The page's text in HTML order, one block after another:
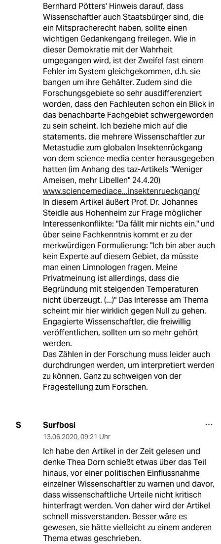
Bernhard Pötters' Hinweis darauf, dass
Wissenschaftler auch Staatsbürger sind, die
ein Mitspracherecht haben, sollte einen
wichtigen Gedankengang freilegen. Wie in
dieser Demokratie mit der Wahrheit
umgegangen wird, ist der Zweifel fast einem
Fehler im System gleichgekommen, d.h. sie
bangen um ihre Gehälter. Zudem sind die
Forschungsgebiete so sehr ausdifferenziert
worden, dass den Fachleuten schon ein Blick in
das benachbarte Fachgebiet schwergeworden
zu sein scheint. Ich beziehe mich auf die
statements, die mehrere Wissenschaftler zur
Metastudie zum globalen Insektenrückgang
von dem science media center herausgegeben
hatten (im Anhang des taz-Artikels "Weniger
Ameisen, mehr Libellen" 24.4.20)
www.sciencemediace...insektenrueckgang/
In diesem Artikel äußert Prof. Dr. Johannes
Steidle aus Hohenheim zur Frage möglicher
Interessenkonflikte: "Da fällt mir nichts ein." und
über seine Fachkenntnis kommt er zu der
merkwürdigen Formulierung: "Ich bin aber auch
kein Experte auf diesem Gebiet, da müsste
man einen Limnologen fragen. Meine
Privatmeinung ist allerdings, dass die
Begründung mit steigenden Temperaturen
nicht überzeugt. (...)" Das Interesse am Thema
scheint mir hier wirklich gegen Null zu gehen.
Engagierte Wissenschaftler, die freiwillig
veröffentlichen, sollten um so mehr gehört
werden.
Das Zählen in der Forschung muss leider auch
durchdrungen werden, um interpretiert werden
zu können. Ganz zu schweigen von der
Fragestellung zum Forschen.
S Surfbosi
13.06.2020, 09:21 Uhr
Ich habe den Artikel in der Zeit gelesen und
denke Thea Dorn schießt etwas über das Teil
hinaus, vor einer politischen Einflussnahme
einzelner Wissenschaftler zu warnen und davor,
dass wissenschaftliche Urteile nicht kritisch
hinterfragt werden. Von daher wird der Artikel
schnell missverstanden. Besser wäre es
gewesen, sie hätte vielleicht zu einem anderen
Thema etwas geschrieben.